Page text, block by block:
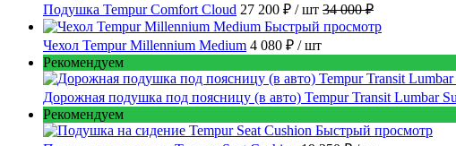
Подушка Tempur Comfort Cloud 27 200 ₽ / шт 34 000 ₽
Быстрый просмотр
Чехол Tempur Millennium Medium 4 080 ₽ / шт
Рекомендуем
Дорожная подушка под поясницу (в авто) Tempur Transit Lumbar
Рекомендуем
Быстрый просмотр